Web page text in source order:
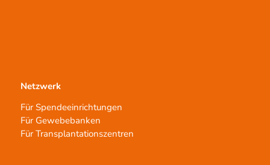
Netzwerk
Für Spendeeinrichtungen
Für Gewebebanken
Für Transplantationszentren